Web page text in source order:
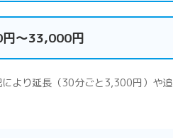
〜33,000円
より延長（30分ごと3,300円）や追